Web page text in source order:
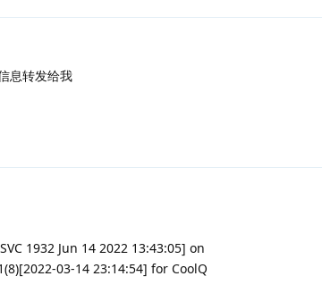
息转发给我
1932 Jun 14 2022 13:43:05] on
03-14 23:14:54] for CoolQ